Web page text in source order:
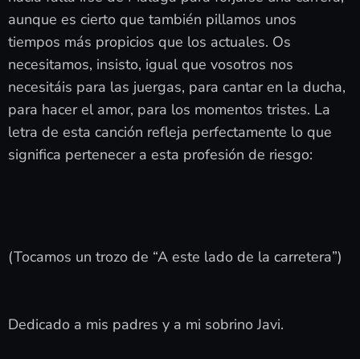
aunque es cierto que también pillamos unos
tiempos más propicios que los actuales. Os
necesitamos, insisto, igual que vosotros nos
necesitáis para las juergas, para cantar en la ducha,
para hacer el amor, para los momentos tristes. La
letra de esta canción refleja perfectamente lo que
significa pertenecer a esta profesión de riesgo:
(Tocamos un trozo de “A este lado de la carretera”)
Dedicado a mis padres y a mi sobrino Javi.